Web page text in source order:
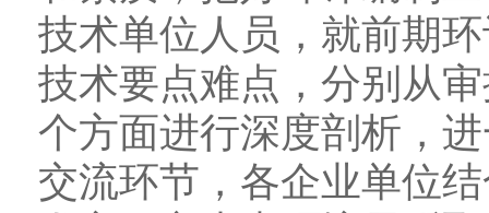
技术单位人员，就前期
技术要点难点，分别从
个方面进行深度剖析，
交流环节，各企业单位